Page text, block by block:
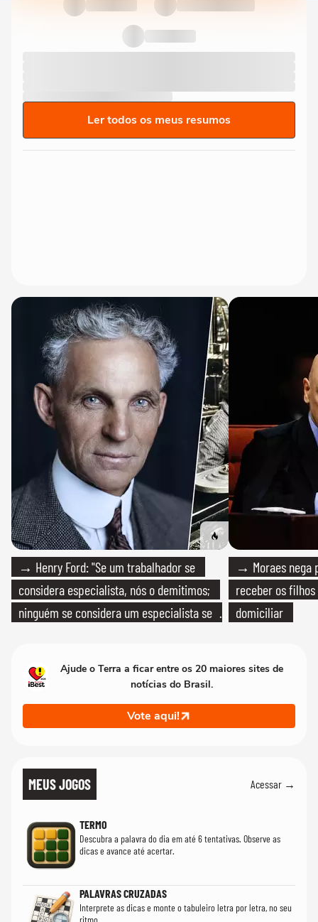
Ler todos os meus resumos
→ Henry Ford: "Se um trabalhador se
considera especialista, nós o demitimos;
ninguém se considera um especialista se
→ Moraes nega
receber os filhos
domiciliar
Ajude o Terra a ficar entre os 20 maiores sites de
notícias do Brasil.
Vote aqui!
MEUS JOGOS Acessar →
TERMO
Descubra a palavra do dia em até 6 tentativas. Observe as
dicas e avance até acertar.
PALAVRAS CRUZADAS
Interprete as dicas e monte o tabuleiro letra por letra, no seu
ritmo.